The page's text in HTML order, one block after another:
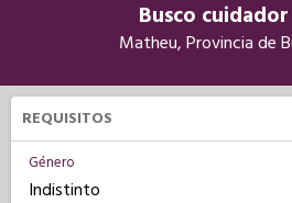
Busco
Matheu, Provincia de
REQUISITOS
Género
Indistinto